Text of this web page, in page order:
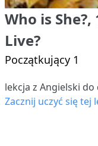
Who is She?,
Live?
Początkujący 1
lekcja z Angielski
Zacznij uczyć się tej